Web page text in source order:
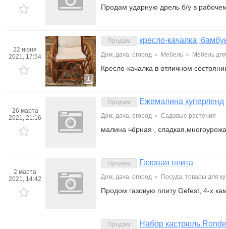
Продам ударную дрель б/у в
22 июня
2021, 17:54
1
Продам кресло-качалка,
Дом, дача, огород » Мебель » Мебель
Кресло-качалка в отличном
26 марта
2021, 21:16
Продам Ежемалина куперленд
Дом, дача, огород » Садовые растения
малина чёрная ,
2 марта
2021, 14:42
Продам Газовая плита
Дом, дача, огород » Посуда, товары для
Продом газовую плиту Gefest, 4-х
Продам Набор кастрюль